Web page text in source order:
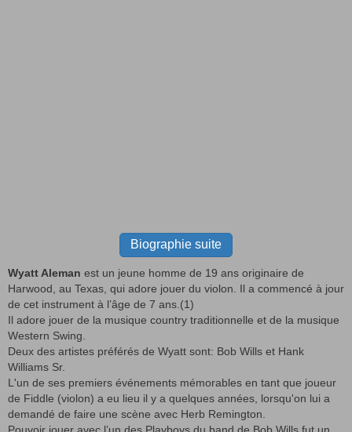
Biographie suite
Wyatt Aleman est un jeune homme de 19 ans originaire de
Harwood, au Texas, qui adore jouer du violon. Il a commencé à jour
de cet instrument à l’âge de 7 ans.(1)
Il adore jouer de la musique country traditionnelle et de la musique
Western Swing.
Deux des artistes préférés de Wyatt sont: Bob Wills et Hank
Williams Sr.
L'un de ses premiers événements mémorables en tant que joueur
de Fiddle (violon) a eu lieu il y a quelques années, lorsqu'on lui a
demandé de faire une scène avec Herb Remington.
Pouvoir jouer avec l’un des Playboys du band de Bob Wills fut un